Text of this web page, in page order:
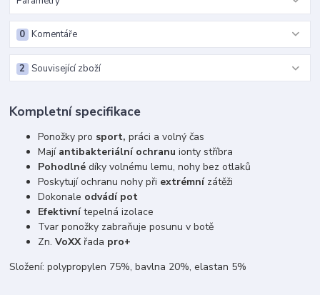
Komentáře
0
Související zboží
2
Kompletní specifikace
Ponožky pro sport,práci a volný čas
Mají antibakteriální ochranu ionty stříbra
Pohodlné díky volnému lemu, nohy bez otlaků
Poskytují ochranu nohy při extrémní zátěži
Dokonale odvádí pot
Efektivnítepelná izolace
Tvar ponožky zabraňuje posunu v botě
Zn.VoXX řada pro+
Složení: polypropylen 75%, bavlna 20%, elastan 5%